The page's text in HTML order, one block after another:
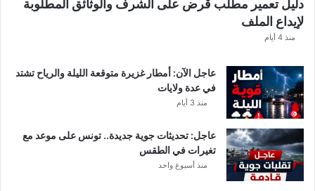
ش
ف
ت
ف
ا
ص
ي
ل
دليل تعمير مطلب قرض على الشرف والوثائق المطلوبة
لإيداع الملف
منذ 4 أيام
عاجل الآن: أمطار غزيرة متوقعة الليلة والرياح تشتد
في عدة ولايات
منذ 3 أيام
عاجل: تحديثات جوية جديدة.. تونس على موعد مع
تغيرات في الطقس
منذ أسبوع واحد